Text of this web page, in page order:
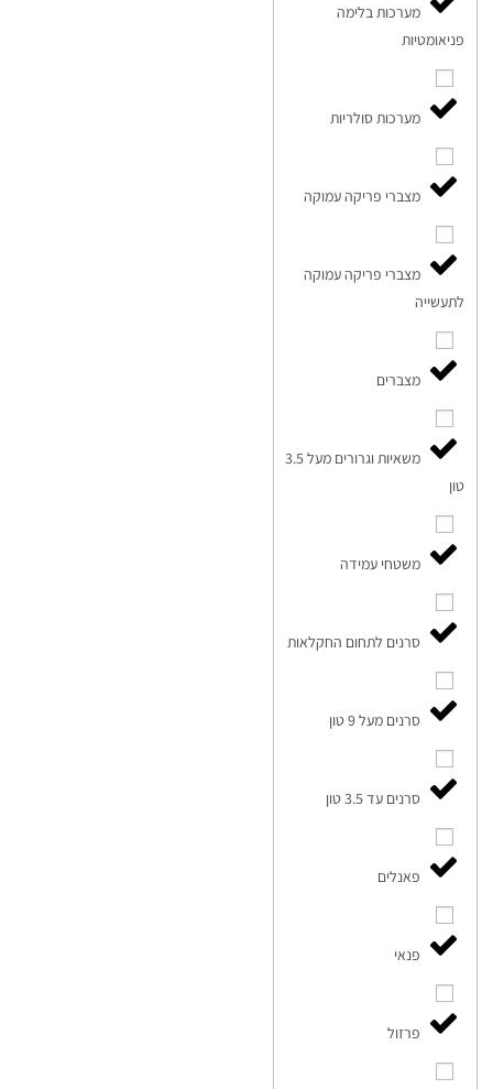
מערכות בלימה
פניאומטיות
מערכות סולריות
מצברי פריקה עמוקה
מצברי פריקה עמוקה
לתעשייה
מצברים
משאיות וגרורים מעל 3.5
טון
משטחי עמידה
סרנים לתחום החקלאות
סרנים מעל 9 טון
סרנים עד 3.5 טון
פאנלים
פנאי
פרזול